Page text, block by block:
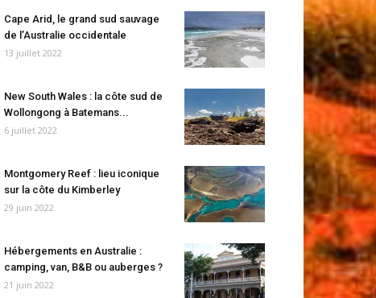
Cape Arid, le grand sud sauvage
de l’Australie occidentale
13 juillet 2022
New South Wales : la côte sud de
Wollongong à Batemans...
6 juillet 2022
Montgomery Reef : lieu iconique
sur la côte du Kimberley
29 juin 2022
Hébergements en Australie :
camping, van, B&B ou auberges ?
21 juin 2022